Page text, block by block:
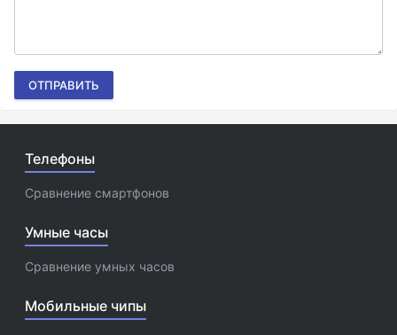
ОТПРАВИТЬ
Телефоны
Сравнение смартфонов
Умные часы
Сравнение умных часов
Мобильные чипы